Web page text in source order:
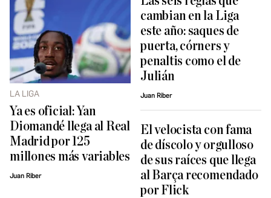
LA LIGA
Ya es oficial: Yan
Diomandé llega al Real
Madrid por 125
millones más variables
Juan Riber
cambian en la Liga
este año: saques de
puerta, córners y
penaltis como el de
Julián
Juan Riber
El velocista con fama
de díscolo y orgulloso
de sus raíces que llega
al Barça recomendado
por Flick